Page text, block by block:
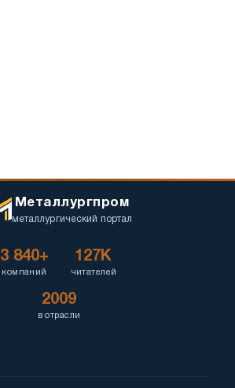
Металлургпром
металлургический портал
3 840+
компаний
127K
читателей
2009
в отрасли